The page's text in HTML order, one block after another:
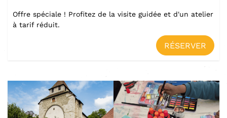
Offre spéciale ! Profitez de la visite guidée et d'un atelier
à tarif réduit.
RÉSERVER